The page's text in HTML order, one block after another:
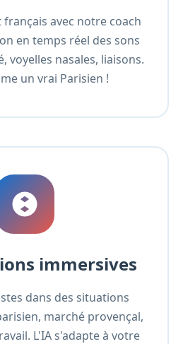
avec notre coach
en temps réel des sons
voyelles nasales, liaisons.
un vrai Parisien !
immersives
dans des situations
marché provençal,
L'IA s'adapte à votre